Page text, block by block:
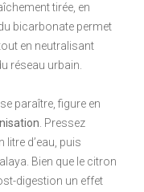
tirée, en
bicarbonate permet
en neutralisant
réseau urbain.
paraître, figure en
. Pressez
d’eau, puis
Bien que le citron
digestion un effet